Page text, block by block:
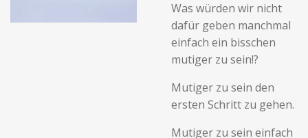
Was würden wir nicht
dafür geben manchmal
einfach ein bisschen
mutiger zu sein!?
Mutiger zu sein den
ersten Schritt zu gehen.
Mutiger zu sein einfach